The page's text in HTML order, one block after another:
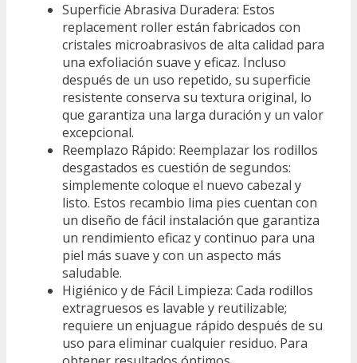
Superficie Abrasiva Duradera: Estos
replacement roller están fabricados con
cristales microabrasivos de alta calidad para
una exfoliación suave y eficaz. Incluso
después de un uso repetido, su superficie
resistente conserva su textura original, lo
que garantiza una larga duración y un valor
excepcional.
Reemplazo Rápido: Reemplazar los rodillos
desgastados es cuestión de segundos:
simplemente coloque el nuevo cabezal y
listo. Estos recambio lima pies cuentan con
un diseño de fácil instalación que garantiza
un rendimiento eficaz y continuo para una
piel más suave y con un aspecto más
saludable.
Higiénico y de Fácil Limpieza: Cada rodillos
extragruesos es lavable y reutilizable;
requiere un enjuague rápido después de su
uso para eliminar cualquier residuo. Para